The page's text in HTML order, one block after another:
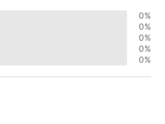
0%
0%
0%
0%
0%